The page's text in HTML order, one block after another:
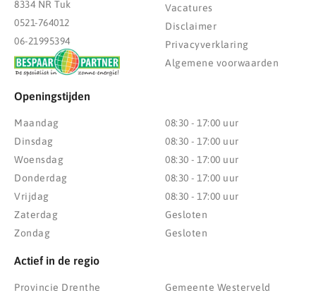
8334 NR Tuk
0521-764012
06-21995394
Vacatures
Disclaimer
Privacyverklaring
Algemene voorwaarden
Openingstijden
Maandag
Dinsdag
Woensdag
Donderdag
Vrijdag
Zaterdag
Zondag
08:30 - 17:00 uur
08:30 - 17:00 uur
08:30 - 17:00 uur
08:30 - 17:00 uur
08:30 - 17:00 uur
Gesloten
Gesloten
Actief in de regio
Provincie Drenthe Gemeente Westerveld